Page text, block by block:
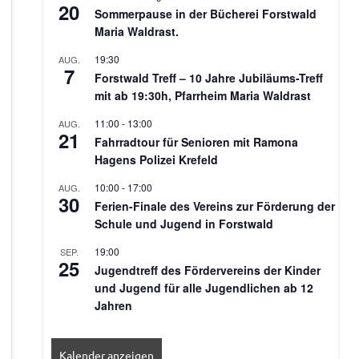
20
Sommerpause in der Bücherei Forstwald
Maria Waldrast.
AUG.
7
19:30
Forstwald Treff – 10 Jahre Jubiläums-Treff
mit ab 19:30h, Pfarrheim Maria Waldrast
AUG.
21
11:00 - 13:00
Fahrradtour für Senioren mit Ramona
Hagens Polizei Krefeld
AUG.
30
10:00 - 17:00
Ferien-Finale des Vereins zur Förderung der
Schule und Jugend in Forstwald
SEP.
25
19:00
Jugendtreff des Fördervereins der Kinder
und Jugend für alle Jugendlichen ab 12
Jahren
Kalender anzeigen